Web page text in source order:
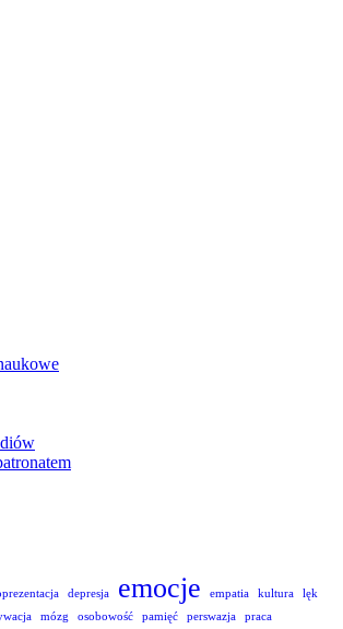
depresja emocje empatia kultura
lęk
mózg osobowość pamięć perswazja praca